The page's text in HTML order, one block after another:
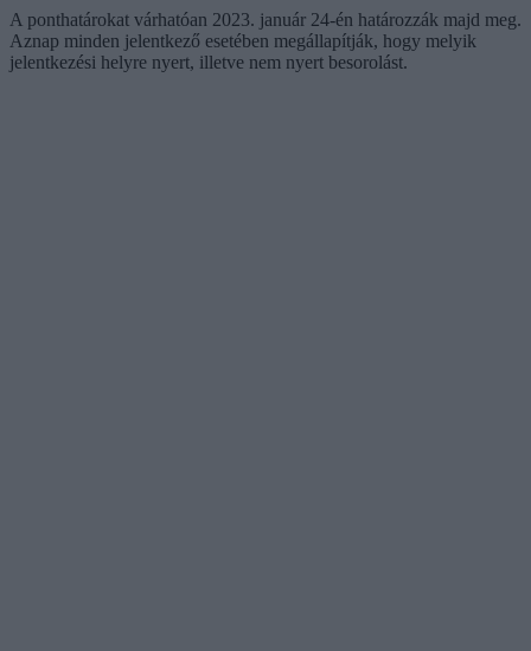
A ponthatárokat várhatóan 2023. január 24-én határozzák majd meg.
Aznap minden jelentkező esetében megállapítják, hogy melyik
jelentkezési helyre nyert, illetve nem nyert besorolást.